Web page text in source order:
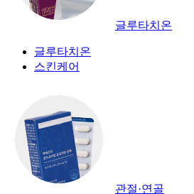
글루타치온
글루타치온
스킨케어
관절·연골